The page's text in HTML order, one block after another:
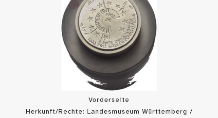
Vorderseite
Herkunft/Rechte: Landesmuseum Württemberg /